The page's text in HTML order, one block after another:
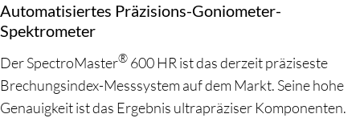
Automatisiertes Präzisions-Goniometer-
Spektrometer
Der SpectroMaster® 600 HR ist das derzeit präziseste
Brechungsindex-Messsystem auf dem Markt. Seine hohe
Genauigkeit ist das Ergebnis ultrapräziser Komponenten.